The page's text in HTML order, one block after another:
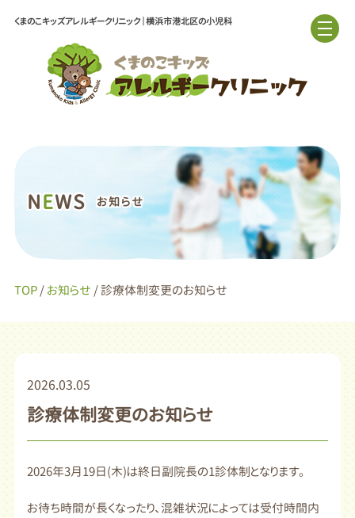
くまのこキッズアレルギークリニック｜横浜市港北区の小児科
NEWS お知らせ
TOP/お知らせ / 診療体制変更のお知らせ
2026.03.05
診療体制変更のお知らせ
2026年3月19日(木)は終日副院長の1診体制となります。
お待ち時間が長くなったり、混雑状況によっては受付時間内